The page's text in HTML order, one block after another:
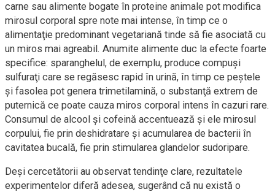
carne sau alimente bogate în proteine animale pot modifica
mirosul corporal spre note mai intense, în timp ce o
alimentaţie predominant vegetariană tinde să fie asociată cu
un miros mai agreabil. Anumite alimente duc la efecte foarte
specifice: sparanghelul, de exemplu, produce compuşi
sulfuraţi care se regăsesc rapid în urină, în timp ce peştele
şi fasolea pot genera trimetilamină, o substanţă extrem de
puternică ce poate cauza miros corporal intens în cazuri rare.
Consumul de alcool şi cofeină accentuează şi ele mirosul
corpului, fie prin deshidratare şi acumularea de bacterii în
cavitatea bucală, fie prin stimularea glandelor sudoripare.
Deşi cercetătorii au observat tendinţe clare, rezultatele
experimentelor diferă adesea, sugerând că nu există o